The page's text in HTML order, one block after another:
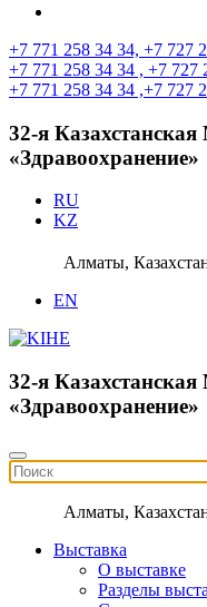
+7 771 258 34 34, +7 727
+7 771 258 34 34 , +7 727
+7 771 258 34 34 ,+7 727
32-я
«Здравоохранение»
Алматы,
RU
KZ
EN
32-я
«Здравоохранение»
Алматы,
Выставка
О выставке
Разделы